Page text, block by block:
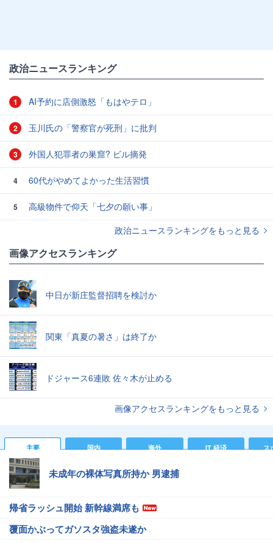
政治ニュースランキング
1 AI予約に店側激怒「もはやテロ」
2 玉川氏の「警察官が死刑」に批判
3 外国人犯罪者の巣窟? ビル摘発
4 60代がやめてよかった生活習慣
5
高級物件で仰天「七夕の願い事」
政治ニュースランキングをもっと見る
画像アクセスランキング
中日が新庄監督招聘を検討か
関東「真夏の暑さ」は終了か
ドジャース6連敗 佐々木が止める
画像アクセスランキングをもっと見る
主要 国内 海外 IT 経済 ス
未成年の裸体写真所持か 男逮捕
帰省ラッシュ開始 新幹線満席も
覆面かぶってガソスタ強盗未遂か